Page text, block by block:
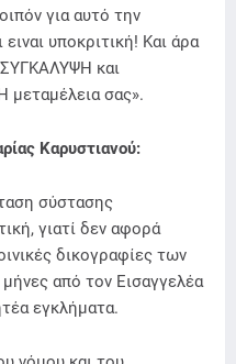
για αυτό την
υποκριτική! Και άρα
ΣΥΓΚΑΛΥΨΗ και
σας».
Καρυστιανού:
σύστασης
γιατί δεν αφορά
δικογραφίες των
από τον Εισαγγελέα
εγκλήματα.